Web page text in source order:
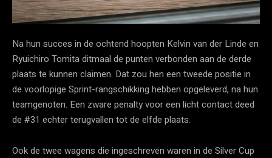
Na hun succes in de ochtend hoopten Kelvin van der Linde en
Ryuichiro Tomita ditmaal de punten verbonden aan de derde
plaats te kunnen claimen. Dat zou hen een tweede positie in
de voorlopige Sprint-rangschikking hebben opgeleverd, na hun
teamgenoten. Een zware penalty voor een licht contact deed
de #31 echter terugvallen tot de elfde plaats.
Ook de twee wagens die ingeschreven waren in de Silver Cup